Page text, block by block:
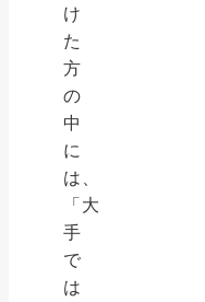
け
た
方
の
中
に
は、
「大
手
で
は